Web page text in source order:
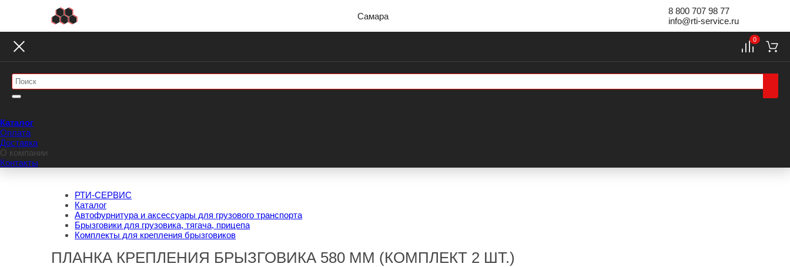
Самара
8 800 707 98 77
info@rti-service.ru
Каталог
Оплата
Доставка
О компании
Контакты
0
РТИ-СЕРВИС
Каталог
Автофурнитура и аксессуары для грузового транспорта
Брызговики для грузовика, тягача, прицепа
Комплекты для крепления брызговиков
ПЛАНКА КРЕПЛЕНИЯ БРЫЗГОВИКА 580 ММ (КОМПЛЕКТ 2 ШТ.)